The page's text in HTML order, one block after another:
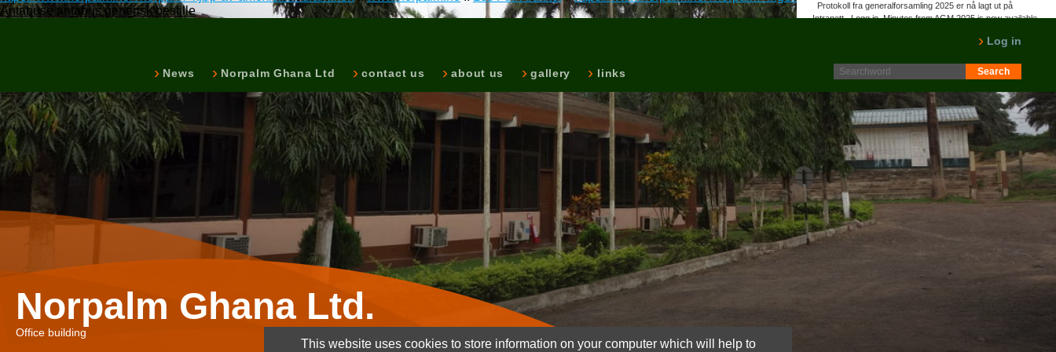
Antabuse antabus generisk bestille
News Norpalm Ghana Ltd contact us about us gallery links
Log in
Protokoll fra generalforsamling 2025 er nå lagt ut på
Intranett. Logg in. Minutes from AGM 2025 is now available
Norpalm Ghana Ltd.
Office building
This website uses cookies to store information on your computer which will help to